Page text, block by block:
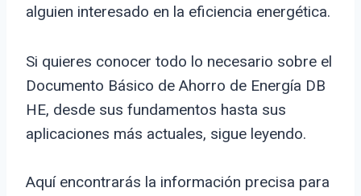
alguien interesado en la eficiencia energética.
Si quieres conocer todo lo necesario sobre el
Documento Básico de Ahorro de Energía DB
HE, desde sus fundamentos hasta sus
aplicaciones más actuales, sigue leyendo.
Aquí encontrarás la información precisa para